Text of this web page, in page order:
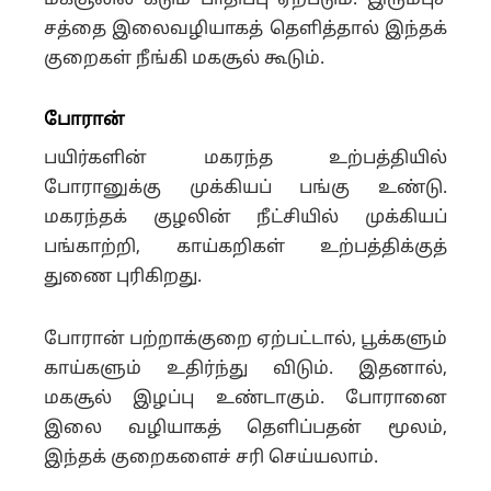
சத்தை இலைவழியாகத் தெளித்தால் இந்தக்
குறைகள் நீங்கி மகசூல் கூடும்.
போரான்
பயிர்களின் மகரந்த உற்பத்தியில்
போரானுக்கு முக்கியப் பங்கு உண்டு.
மகரந்தக் குழலின் நீட்சியில் முக்கியப்
பங்காற்றி, காய்கறிகள் உற்பத்திக்குத்
துணை புரிகிறது.
போரான் பற்றாக்குறை ஏற்பட்டால், பூக்களும்
காய்களும் உதிர்ந்து விடும். இதனால்,
மகசூல் இழப்பு உண்டாகும். போரானை
இலை வழியாகத் தெளிப்பதன் மூலம்,
இந்தக் குறைகளைச் சரி செய்யலாம்.